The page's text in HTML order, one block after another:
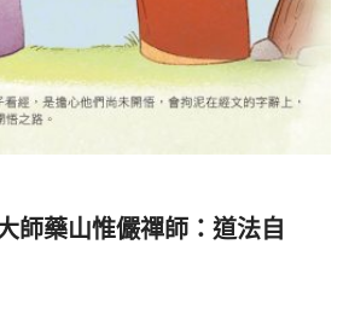
師藥山惟儼禪師：道法自